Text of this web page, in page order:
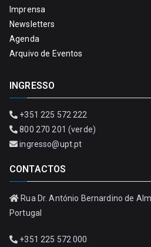
Imprensa
Newsletters
Agenda
Arquivo de Eventos
INGRESSO
+351 225 572 222
800 270 201 (verde)
ingresso@upt.pt
CONTACTOS
Rua Dr. António Bernardino de
Portugal
+351 225 572 000